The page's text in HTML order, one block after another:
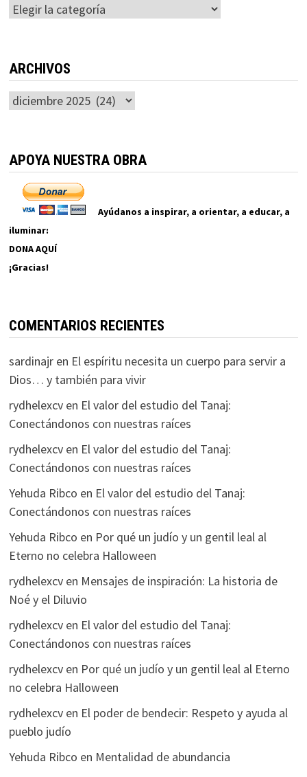
Categorías
ARCHIVOS
Archivos
APOYA NUESTRA OBRA
Ayúdanos a inspirar, a orientar, a educar, a
iluminar:
DONA AQUÍ
¡Gracias!
COMENTARIOS RECIENTES
sardinajren El espíritu necesita un cuerpo para servir a
Dios… y también para vivir
rydhelexcven El valor del estudio del Tanaj:
Conectándonos con nuestras raíces
rydhelexcven El valor del estudio del Tanaj:
Conectándonos con nuestras raíces
Yehuda Ribco en El valor del estudio del Tanaj:
Conectándonos con nuestras raíces
Yehuda Ribco en Por qué un judío y un gentil leal al
Eterno no celebra Halloween
rydhelexcven Mensajes de inspiración: La historia de
Noé y el Diluvio
rydhelexcven El valor del estudio del Tanaj:
Conectándonos con nuestras raíces
rydhelexcven Por qué un judío y un gentil leal al Eterno
no celebra Halloween
rydhelexcven El poder de bendecir: Respeto y ayuda al
pueblo judío
Yehuda Ribco en Mentalidad de abundancia